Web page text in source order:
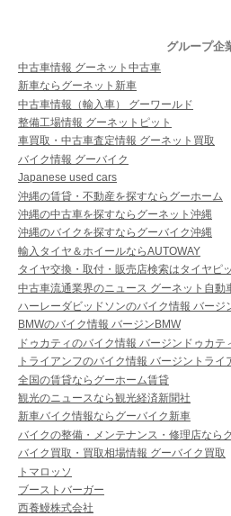
グループ企
中古車情報 グーネット中古車
新車ならグーネット新車
中古車情報（輸入車） グーワールド
整備工場情報 グーネットピット
車買取・中古車査定情報 グーネット買取
バイク情報 グーバイク
Japanese used cars
沖縄の賃貸・不動産を探すならグーホーム
沖縄の中古車を探すならグーネット沖縄
沖縄のバイクを探すならグーバイク沖縄
輸入タイヤ＆ホイールならAUTOWAY
タイヤ交換・取付・販売店検索はタイヤピ
中古車流通業界のニュース グーネット自動
ハーレーダビッドソンのバイク情報 バージ
BMWのバイク情報 バージンBMW
ドゥカティのバイク情報 バージンドゥカテ
トライアンフのバイク情報 バージントライ
全国の賃貸ならグーホーム賃貸
観光のニュースなら観光経済新聞社
新車バイク情報ならグーバイク新車
バイクの整備・メンテナンス・修理店なら
バイク買取・買取相場情報 グーバイク買取
トマロッソ
ブーストバーガー
西養鰻株式会社